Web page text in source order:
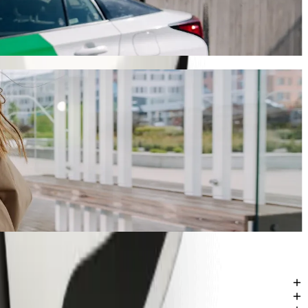
dauert diese Fahrt etwa 6 Min. und kostet ungefähr 2,90 € EUR.